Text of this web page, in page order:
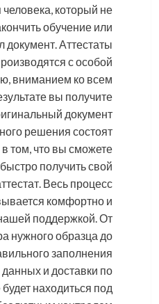
который не
обучение или
документ. Аттестаты
с особой
вниманием ко всем
вы получите
документ.
решения состоят
в том, что вы сможете
получить свой
Весь процесс
комфортно и
поддержкой. От
нужного образца до
заполнения
и доставки по
находиться под